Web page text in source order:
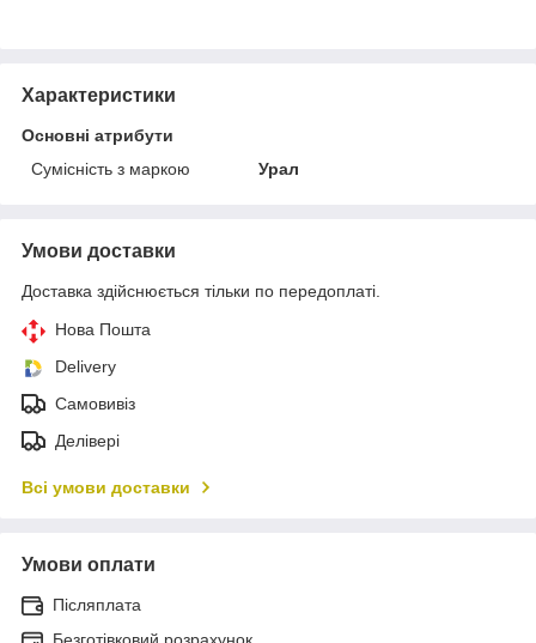
Характеристики
Основні атрибути
Сумісність з маркою
Урал
Умови доставки
Доставка здійснюється тільки по передоплаті.
Нова Пошта
Delivery
Самовивіз
Делівері
Всі умови доставки
Умови оплати
Післяплата
Безготівковий розрахунок